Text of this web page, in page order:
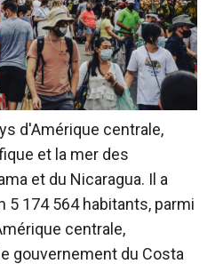
d'Amérique centrale,
et la mer des
et du Nicaragua. Il a
5 174 564 habitants, parmi
centrale,
gouvernement du Costa